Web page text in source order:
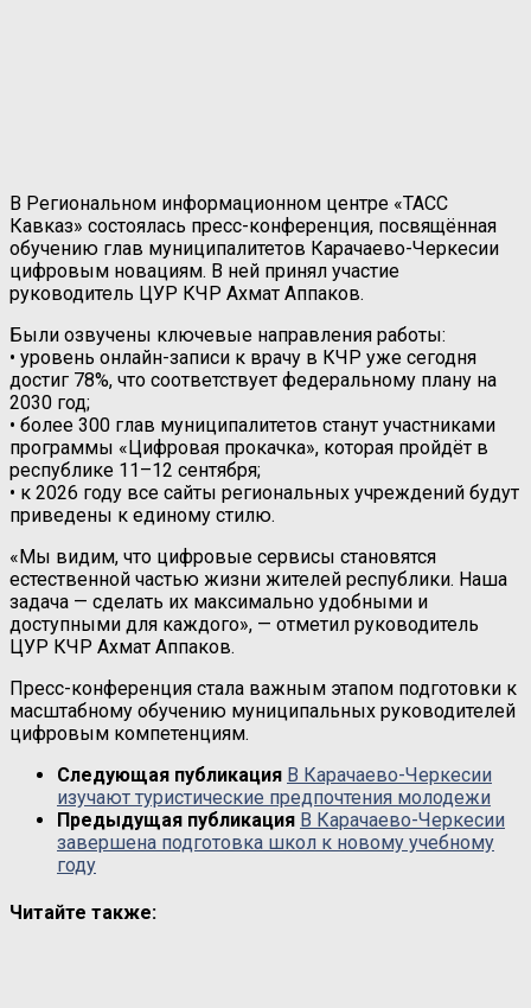
В Региональном информационном центре «ТАСС
Кавказ» состоялась пресс-конференция, посвящённая
обучению глав муниципалитетов Карачаево-Черкесии
цифровым новациям. В ней принял участие
руководитель ЦУР КЧР Ахмат Аппаков.
Были озвучены ключевые направления работы:
• уровень онлайн-записи к врачу в КЧР уже сегодня
достиг 78%, что соответствует федеральному плану на
2030 год;
• более 300 глав муниципалитетов станут участниками
программы «Цифровая прокачка», которая пройдёт в
республике 11–12 сентября;
• к 2026 году все сайты региональных учреждений будут
приведены к единому стилю.
«Мы видим, что цифровые сервисы становятся
естественной частью жизни жителей республики. Наша
задача — сделать их максимально удобными и
доступными для каждого», — отметил руководитель
ЦУР КЧР Ахмат Аппаков.
Пресс-конференция стала важным этапом подготовки к
масштабному обучению муниципальных руководителей
цифровым компетенциям.
Следующая публикация В Карачаево-Черкесии
изучают туристические предпочтения молодежи
Предыдущая публикация В Карачаево-Черкесии
завершена подготовка школ к новому учебному
году
Читайте также: